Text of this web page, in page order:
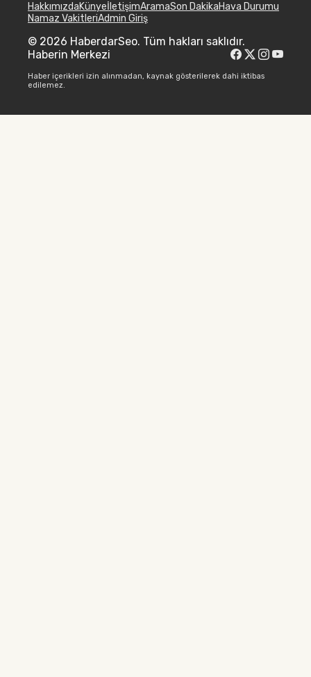
HakkımızdaKünyeİletişimAramaSon DakikaHava Durumu
Namaz VakitleriAdmin Giriş
© 2026 HaberdarSeo. Tüm hakları saklıdır.
Haberin Merkezi
Haber içerikleri izin alınmadan, kaynak gösterilerek dahi iktibas
edilemez.